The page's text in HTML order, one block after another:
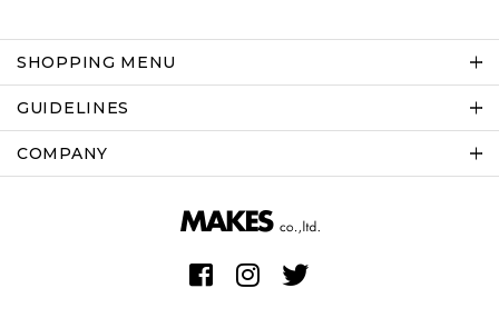
SHOPPING MENU
GUIDELINES
COMPANY